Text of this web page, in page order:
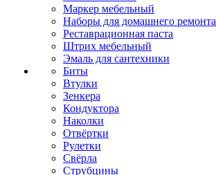
Маркер мебельный
Наборы для домашнего ремонта
Реставрационная паста
Штрих мебельный
Эмаль для сантехники
Биты
Втулки
Зенкера
Кондуктора
Наколки
Отвёртки
Рулетки
Свёрла
Струбцины